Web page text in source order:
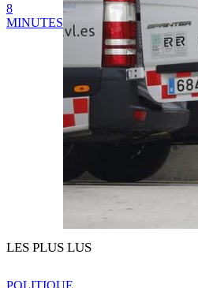
8
MINUTES
LES PLUS LUS